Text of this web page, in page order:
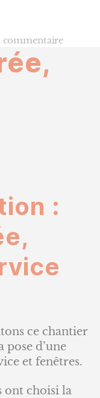
commentairesur
:
ce chantier
d’une
et fenêtres.
ont choisi la